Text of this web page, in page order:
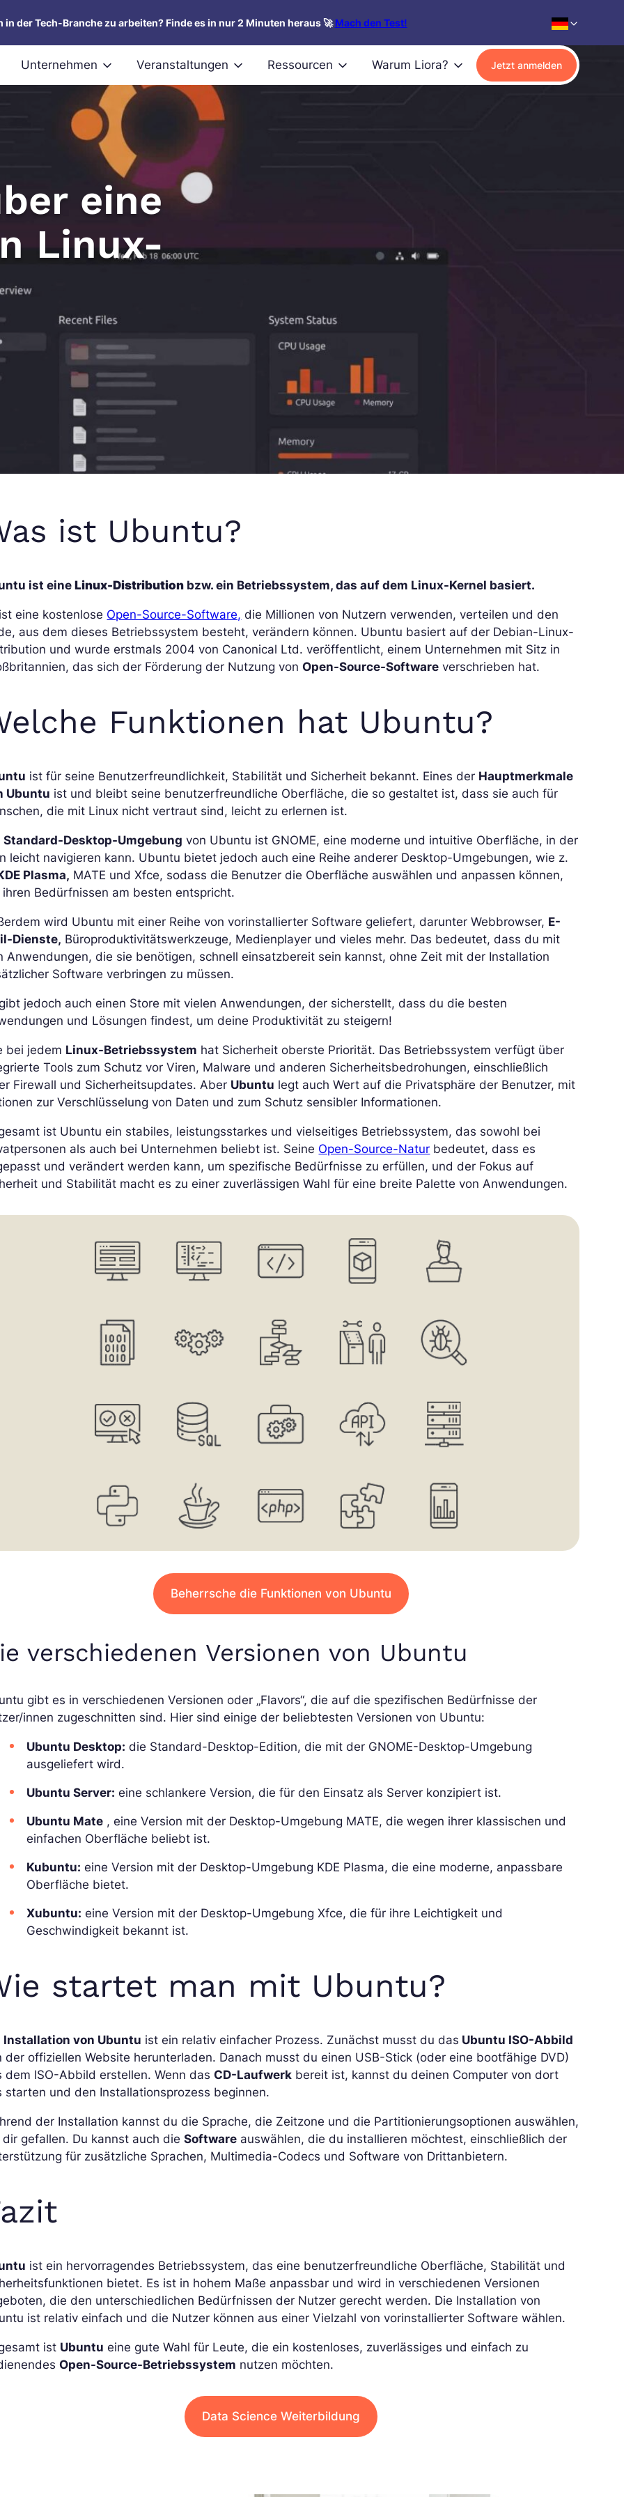
in der Tech-Branche zu arbeiten? Finde es in nur 2 Minuten heraus 🚀Mach den Test!
Unternehmen Veranstaltungen Ressourcen Warum Liora? Jetzt anmelden
eine
Linux-
ist Ubuntu?
ist eineLinux-Distribution bzw. ein Betriebssystem, das auf dem Linux-Kernel basiert.
eine kostenlose Open-Source-Software, die Millionen von Nutzern verwenden, verteilen und den
aus dem dieses Betriebssystem besteht, verändern können. Ubuntu basiert auf der Debian-Linux-
und wurde erstmals 2004 von Canonical Ltd. veröffentlicht, einem Unternehmen mit Sitz in
das sich der Förderung der Nutzung vonOpen-Source-Software verschrieben hat.
Funktionen hat Ubuntu?
ist für seine Benutzerfreundlichkeit, Stabilität und Sicherheit bekannt. Eines der Hauptmerkmale
Ubuntu ist und bleibt seine benutzerfreundliche Oberfläche, die so gestaltet ist, dass sie auch für
die mit Linux nicht vertraut sind, leicht zu erlernen ist.
Standard-Desktop-Umgebung von Ubuntu ist GNOME, eine moderne und intuitive Oberfläche, in der
leicht navigieren kann. Ubuntu bietet jedoch auch eine Reihe anderer Desktop-Umgebungen, wie z.
Plasma, MATE und Xfce, sodass die Benutzer die Oberfläche auswählen und anpassen können,
ihren Bedürfnissen am besten entspricht.
wird Ubuntu mit einer Reihe von vorinstallierter Software geliefert, darunter Webbrowser, E-
Dienste, Büroproduktivitätswerkzeuge, Medienplayer und vieles mehr. Das bedeutet, dass du mit
Anwendungen, die sie benötigen, schnell einsatzbereit sein kannst, ohne Zeit mit der Installation
Software verbringen zu müssen.
jedoch auch einen Store mit vielen Anwendungen, der sicherstellt, dass du die besten
und Lösungen findest, um deine Produktivität zu steigern!
bei jedem Linux-Betriebssystem hat Sicherheit oberste Priorität. Das Betriebssystem verfügt über
Tools zum Schutz vor Viren, Malware und anderen Sicherheitsbedrohungen, einschließlich
Firewall und Sicherheitsupdates. Aber Ubuntu legt auch Wert auf die Privatsphäre der Benutzer, mit
zur Verschlüsselung von Daten und zum Schutz sensibler Informationen.
ist Ubuntu ein stabiles, leistungsstarkes und vielseitiges Betriebssystem, das sowohl bei
als auch bei Unternehmen beliebt ist. Seine Open-Source-Natur bedeutet, dass es
und verändert werden kann, um spezifische Bedürfnisse zu erfüllen, und der Fokus auf
und Stabilität macht es zu einer zuverlässigen Wahl für eine breite Palette von Anwendungen.
Beherrsche die Funktionen von Ubuntu
verschiedenen Versionen von Ubuntu
gibt es in verschiedenen Versionen oder „Flavors“, die auf die spezifischen Bedürfnisse der
innen zugeschnitten sind. Hier sind einige der beliebtesten Versionen von Ubuntu:
Ubuntu Desktop: die Standard-Desktop-Edition, die mit der GNOME-Desktop-Umgebung
ausgeliefert wird.
Ubuntu Server: eine schlankere Version, die für den Einsatz als Server konzipiert ist.
Ubuntu Mate , eine Version mit der Desktop-Umgebung MATE, die wegen ihrer klassischen und
einfachen Oberfläche beliebt ist.
Kubuntu: eine Version mit der Desktop-Umgebung KDE Plasma, die eine moderne, anpassbare
Oberfläche bietet.
Xubuntu: eine Version mit der Desktop-Umgebung Xfce, die für ihre Leichtigkeit und
Geschwindigkeit bekannt ist.
startet man mit Ubuntu?
Installation von Ubuntu ist ein relativ einfacher Prozess. Zunächst musst du das Ubuntu ISO-Abbild
der offiziellen Website herunterladen. Danach musst du einen USB-Stick (oder eine bootfähige DVD)
dem ISO-Abbild erstellen. Wenn dasCD-Laufwerk bereit ist, kannst du deinen Computer von dort
starten und den Installationsprozess beginnen.
der Installation kannst du die Sprache, die Zeitzone und die Partitionierungsoptionen auswählen,
dir gefallen. Du kannst auch dieSoftware auswählen, die du installieren möchtest, einschließlich der
für zusätzliche Sprachen, Multimedia-Codecs und Software von Drittanbietern.
ist ein hervorragendes Betriebssystem, das eine benutzerfreundliche Oberfläche, Stabilität und
bietet. Es ist in hohem Maße anpassbar und wird in verschiedenen Versionen
die den unterschiedlichen Bedürfnissen der Nutzer gerecht werden. Die Installation von
ist relativ einfach und die Nutzer können aus einer Vielzahl von vorinstallierter Software wählen.
ist Ubuntu eine gute Wahl für Leute, die ein kostenloses, zuverlässiges und einfach zu
Open-Source-Betriebssystem nutzen möchten.
Data Science Weiterbildung